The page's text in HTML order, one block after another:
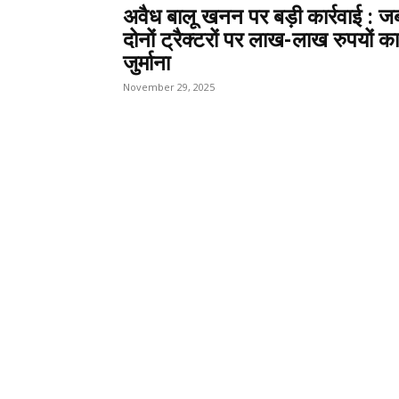
अवैध बालू खनन पर बड़ी कार्रवाई :
दोनों ट्रैक्टरों पर लाख-लाख रुपयों का
जुर्माना
November 29, 2025